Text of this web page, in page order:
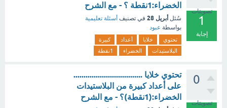
تصويتات
1
إجابة
الخضراء:1نقطة ؟ - مع الشرح
سُئل أبريل 28 في تصنيف أسئلة تعليمية
بواسطة عبود
تحتوي خلايا أعداد
كبيرة
البلاستيدات
الخضراء 1نقطة
0
تصويتات
تحتوي خلايا ..................................
على أعداد كبيرة من البلاستيدات
الخضراء:(1نقطة)؟ - مع الشرح